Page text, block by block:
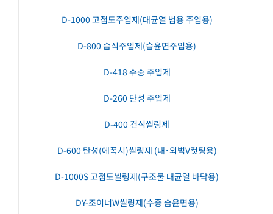
D-1000 고점도주입제(대균열 범용 주입용)
D-800 습식주입제(습윤면주입용)
D-418 수중 주입제
D-260 탄성 주입제
D-400 건식씰링제
D-600 탄성(에폭시)씰링제 (내˙외벽V컷팅용)
D-1000S 고점도씰링제(구조물 대균열 바닥용)
DY-조이너W씰링제(수중 습윤면용)